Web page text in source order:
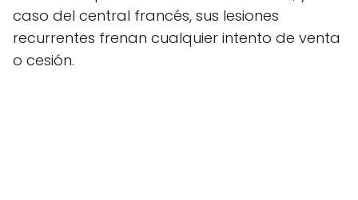
caso del central francés, sus lesiones
recurrentes frenan cualquier intento de venta
o cesión.